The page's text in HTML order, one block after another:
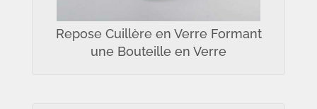
Repose Cuillère en Verre Formant
une Bouteille en Verre